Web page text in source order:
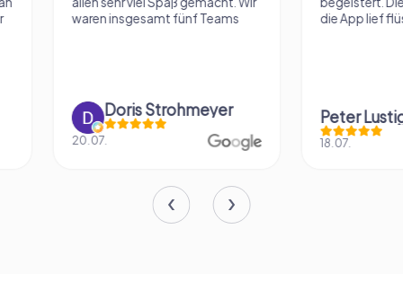
waren insgesamt fünf Teams
Doris Strohmeyer
20.07.
die App lief flüssig
Peter Lustig